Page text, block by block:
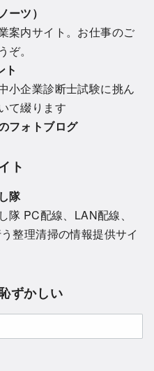
ツ）
案内サイト。お仕事のご
。
ト
小企業診断士試験に挑ん
て綴ります
フォトブログ
ト
隊
隊 PC配線、LAN配線、
整理清掃の情報提供サイ
ずかしい